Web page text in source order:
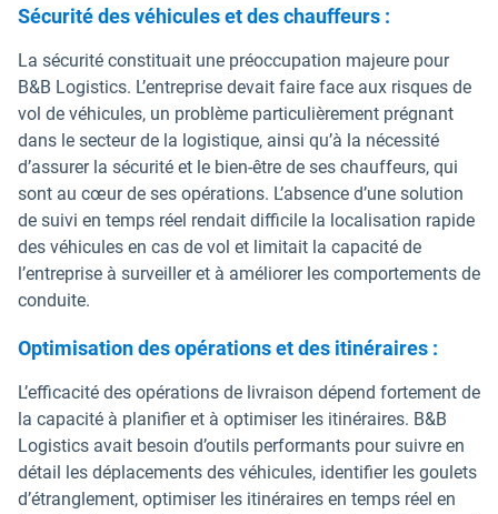
Sécurité des véhicules et des chauffeurs :
La sécurité constituait une préoccupation majeure pour
B&B Logistics. L’entreprise devait faire face aux risques de
vol de véhicules, un problème particulièrement prégnant
dans le secteur de la logistique, ainsi qu’à la nécessité
d’assurer la sécurité et le bien-être de ses chauffeurs, qui
sont au cœur de ses opérations. L’absence d’une solution
de suivi en temps réel rendait difficile la localisation rapide
des véhicules en cas de vol et limitait la capacité de
l’entreprise à surveiller et à améliorer les comportements de
conduite.
Optimisation des opérations et des itinéraires :
L’efficacité des opérations de livraison dépend fortement de
la capacité à planifier et à optimiser les itinéraires. B&B
Logistics avait besoin d’outils performants pour suivre en
détail les déplacements des véhicules, identifier les goulets
d’étranglement, optimiser les itinéraires en temps réel en